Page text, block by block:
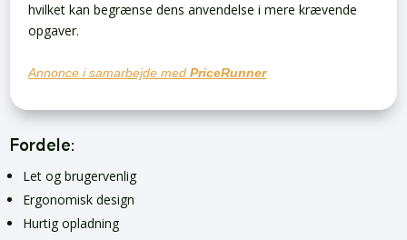
hvilket kan begrænse dens anvendelse i mere krævende
opgaver.
Annonce i samarbejde medPriceRunner
Fordele:
Let og brugervenlig
Ergonomisk design
Hurtig opladning